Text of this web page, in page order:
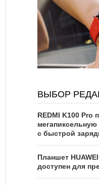
ВЫБОР
REDMI K100 Pro
с быстрой
Планшет
доступен для